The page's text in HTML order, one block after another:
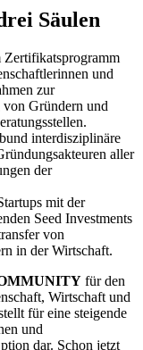
Säulen
Zertifikatsprogramm
und
zur
Gründern und
interdisziplinäre
aller
der
mit der
Seed Investments
von
in der Wirtschaft.
für den
Wirtschaft und
für eine steigende
und
dar. Schon jetzt